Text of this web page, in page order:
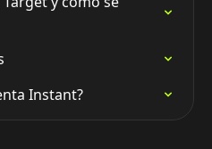
Instant?